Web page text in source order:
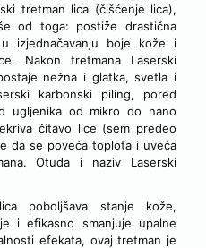
tretman lica (čišćenje lica),
od toga: postiže drastična
izjednačavanju boje kože i
Nakon tretmana Laserski
nežna i glatka, svetla i
karbonski piling, pored
ugljenika od mikro do nano
čitavo lice (sem predeo
da se poveća toplota i uveća
Otuda i naziv Laserski
poboljšava stanje kože,
i efikasno smanjuje upalne
efekata, ovaj tretman je